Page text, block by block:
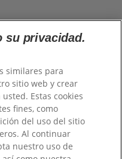
su privacidad.
similares para
sitio web y crear
Estas cookies
fines, como
del uso del sitio
Al continuar
nuestro uso de